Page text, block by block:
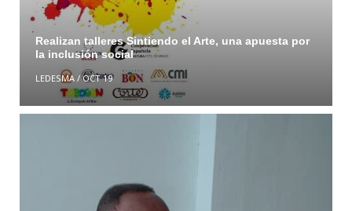
Realizan talleres Sintiendo el Arte, una apuesta por
la inclusión social
LEDESMA/OCT 19